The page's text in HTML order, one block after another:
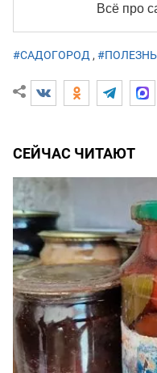
Всё про
#САДОГОРОД,
СЕЙЧАС ЧИТАЮТ